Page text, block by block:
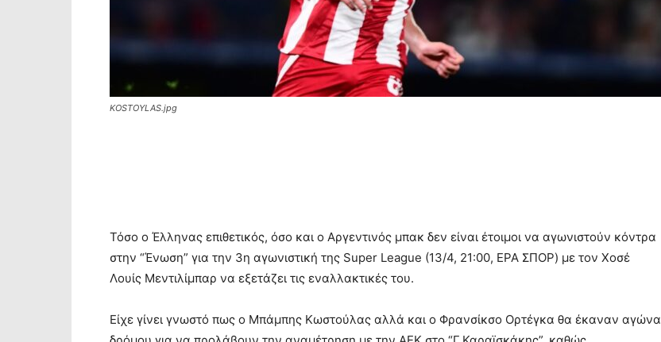
KOSTOYLAS.jpg
Τόσο ο Έλληνας επιθετικός, όσο και ο Αργεντινός μπακ δεν είναι έτοιμοι να αγωνιστούν κόντρα
στην “Ένωση” για την 3η αγωνιστική της Super League (13/4, 21:00, ΕΡΑ ΣΠΟΡ) με τον Χοσέ
Λουίς Μεντιλίμπαρ να εξετάζει τις εναλλακτικές του.
Είχε γίνει γνωστό πως ο Μπάμπης Κωστούλας αλλά και ο Φρανσίκσο Ορτέγκα θα έκαναν αγώνα